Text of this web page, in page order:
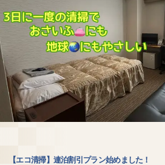
【エコ清掃】連泊割引プラン始めました！